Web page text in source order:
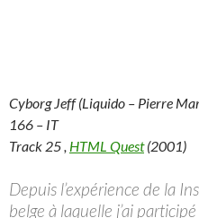
Cyborg Jeff (Liquido – Pierre
166 – IT
Track 25 , HTML Quest(2001)
Depuis l’expérience de la
belge à laquelle j’ai